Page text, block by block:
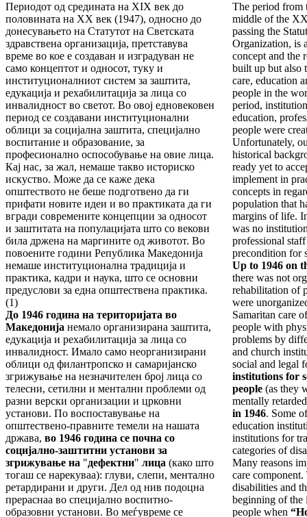
Периодот од средината на XIX век до
половината на XX век (1947), односно до
донесувањето на Статутот на Светската
здравствена организација, претставува
време во кое е создаван и изградуван не
само концептот и односот, туку и
институционалниот систем за заштита,
едукација и рехабилитација за лица со
инвалидност во светот. Во овој едновековен
период се создавани институционални
облици за социјална заштита, специјално
воспитание и образование, за
професионално оспособување на овие лица.
Кај нас, за жал, немаше такво историско
искуство. Може да се каже дека
општеството не беше подготвено да ги
прифати новите идеи и во практиката да ги
вгради современите концепции за односот
и заштитата на популацијата што со векови
била држена на маргините од животот. Во
повоените години Република Македонија
немаше институционална традиција и
практика, кадри и наука, што се основни
предуслови за една општествена практика.
(1)
До 1946 година на територијата во
Македонија немало организирана заштита,
едукација и рехабилитација за лица со
инвалидност. Имало само неорганизирани
облици од филантропско и самаријанско
згрижување на незначителен број лица со
телесни, сетилни и ментални проблеми од
разни верски организации и црковни
установи. По воспоставување на
општествено-правните темели на нашата
држава, во 1946 година се почна со
социјално-заштитни установи за
згрижување на "дефектни" лица (како што
тогаш се нарекуваа): глуви, слепи, ментално
ретардирани и други. Дел од нив подоцна
прераснаа во специјално воспитно-
образовни установи. Во меѓувреме се
The period from
middle of the
passing the
Organization, is
concept and the
built up but also
care, education
people in the
period,
education,
people were
Unfortunately,
historical
ready yet to
implement in
concepts in
population that
margins of life.
was no
professional
precondition for
Up to 1946 on
there was not
rehabilitation of
were
Samaritan care
people with
problems by
and church
social and legal
institutions for
people (as they
mentally
in 1946. Some
education
institutions for
categories of
Many reasons
care
disabilities and
beginning of the
people when